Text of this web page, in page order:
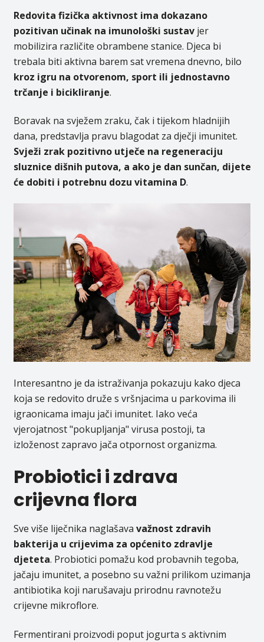
Redovita fizička aktivnost ima dokazano
pozitivan učinak na imunološki sustavjer
mobilizira različite obrambene stanice. Djeca bi
trebala biti aktivna barem sat vremena dnevno, bilo
kroz igru na otvorenom, sport ili jednostavno
trčanje i bicikliranje.
Boravak na svježem zraku, čak i tijekom hladnijih
dana, predstavlja pravu blagodat za dječji imunitet.
Svježi zrak pozitivno utječe na regeneraciju
sluznice dišnih putova, a ako je dan sunčan, dijete
će dobiti i potrebnu dozu vitamina D.
Interesantno je da istraživanja pokazuju kako djeca
koja se redovito druže s vršnjacima u parkovima ili
igraonicama imaju jači imunitet. Iako veća
vjerojatnost "pokupljanja" virusa postoji, ta
izloženost zapravo jača otpornost organizma.
Probiotici i zdrava
crijevna flora
Sve više liječnika naglašava važnost zdravih
bakterija u crijevima za općenito zdravlje
djeteta. Probiotici pomažu kod probavnih tegoba,
jačaju imunitet, a posebno su važni prilikom uzimanja
antibiotika koji narušavaju prirodnu ravnotežu
crijevne mikroflore.
Fermentirani proizvodi poput jogurta s aktivnim